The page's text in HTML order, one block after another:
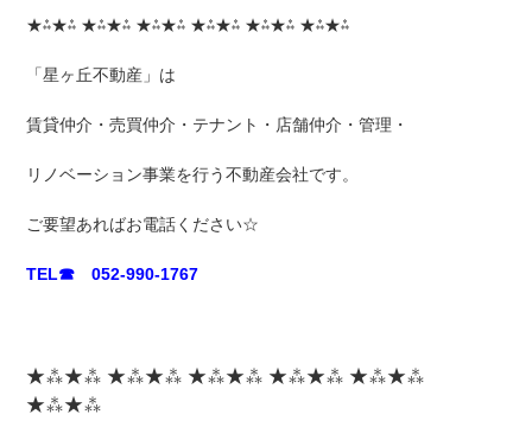
★⁂★⁂ ★⁂★⁂ ★⁂★⁂ ★⁂★⁂ ★⁂★⁂ ★⁂★⁂
「星ヶ丘不動産」は
賃貸仲介・売買仲介・テナント・店舗仲介・管理・
リノベーション事業を行う不動産会社です。
ご要望あればお電話ください☆
TEL☎ 052-990-1767
★⁂★⁂ ★⁂★⁂ ★⁂★⁂ ★⁂★⁂ ★⁂★⁂
★⁂★⁂